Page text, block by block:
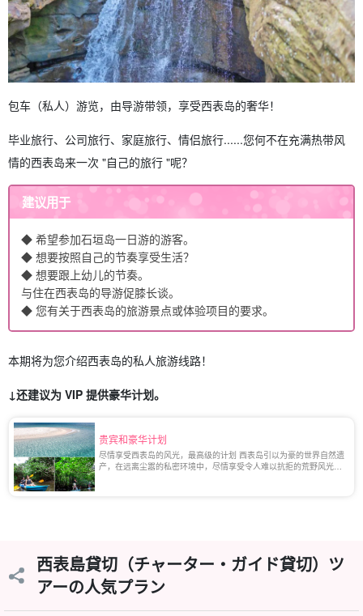
包车（私人）游览，由导游带领，享受西表岛的奢华！
毕业旅行、公司旅行、家庭旅行、情侣旅行......您何不在充满热带风
情的西表岛来一次 "自己的旅行 "呢？
建议用于
◆ 希望参加石垣岛一日游的游客。
◆ 想要按照自己的节奏享受生活？
◆ 想要跟上幼儿的节奏。
与住在西表岛的导游促膝长谈。
◆ 您有关于西表岛的旅游景点或体验项目的要求。
本期将为您介绍西表岛的私人旅游线路！
↓还建议为 VIP 提供豪华计划。
贵宾和豪华计划
尽情享受西表岛的风光，最高级的计划 西表岛引以为豪的世界自然遗
产，在远离尘嚣的私密环境中，尽情享受令人难以抗拒的荒野风光。
西表島貸切（チャーター・ガイド貸切）ツ
アーの人気プラン